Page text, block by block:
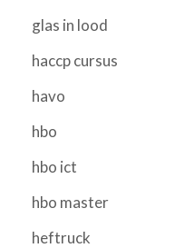
glas in lood
haccp cursus
havo
hbo
hbo ict
hbo master
heftruck